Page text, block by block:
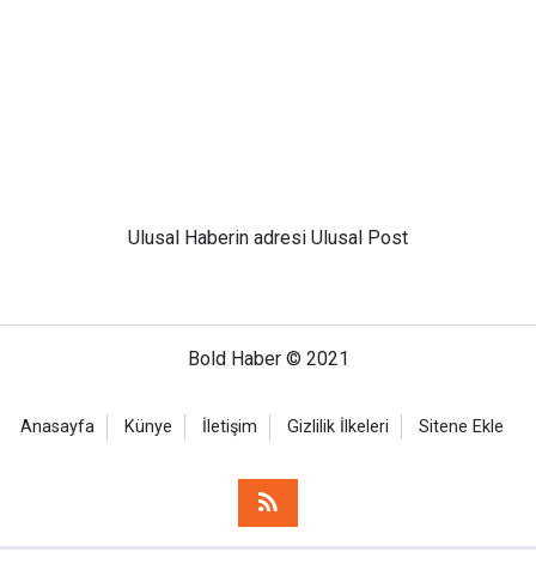
Ulusal Haberin adresi Ulusal Post
Bold Haber © 2021
Anasayfa Künye İletişim Gizlilik İlkeleri Sitene Ekle